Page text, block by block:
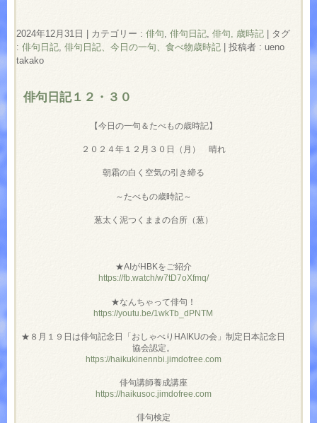
2024年12月31日 カテゴリー : 俳句, 俳句日記, 俳句, 歳時記
タグ
: 俳句日記, 俳句日記、今日の一句、食べ物歳時記
投稿者 : ueno
takako
俳句日記１２・３０
【今日の一句＆たべもの歳時記】
２０２４年１２月３０日（月） 晴れ
朝霜の白く空気の引き締る
～たべもの歳時記～
葱太く泥つくままの台所（葱）
★AIがHBKをご紹介
https://fb.watch/w7tD7oXfmq/
★なんちゃって俳句！
https://youtu.be/1wkTb_dPNTM
★８月１９日は俳句記念日「おしゃべりHAIKUの会」制定日本記念日
協会認定。
https://haikukinennbi.jimdofree.com
俳句講師養成講座
https://haikusoc.jimdofree.com
俳句検定